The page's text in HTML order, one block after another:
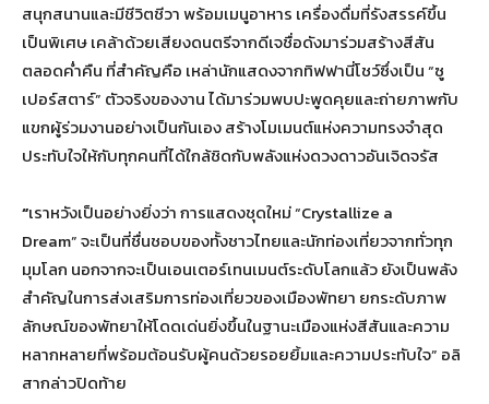
สนุกสนานและมีชีวิตชีวา พร้อมเมนูอาหาร เครื่องดื่มที่รังสรรค์ขึ้น
เป็นพิเศษ เคล้าด้วยเสียงดนตรีจากดีเจชื่อดังมาร่วมสร้างสีสัน
ตลอดค่ำคืน ที่สำคัญคือ เหล่านักแสดงจากทิฟฟานี่โชว์ซึ่งเป็น “ซู
เปอร์สตาร์” ตัวจริงของงาน ได้มาร่วมพบปะพูดคุยและถ่ายภาพกับ
แขกผู้ร่วมงานอย่างเป็นกันเอง สร้างโมเมนต์แห่งความทรงจำสุด
ประทับใจให้กับทุกคนที่ได้ใกล้ชิดกับพลังแห่งดวงดาวอันเจิดจรัส
“เราหวังเป็นอย่างยิ่งว่า การแสดงชุดใหม่ “Crystallize a
Dream” จะเป็นที่ชื่นชอบของทั้งชาวไทยและนักท่องเที่ยวจากทั่วทุก
มุมโลก นอกจากจะเป็นเอนเตอร์เทนเมนต์ระดับโลกแล้ว ยังเป็นพลัง
สำคัญในการส่งเสริมการท่องเที่ยวของเมืองพัทยา ยกระดับภาพ
ลักษณ์ของพัทยาให้โดดเด่นยิ่งขึ้นในฐานะเมืองแห่งสีสันและความ
หลากหลายที่พร้อมต้อนรับผู้คนด้วยรอยยิ้มและความประทับใจ” อลิ
สากล่าวปิดท้าย